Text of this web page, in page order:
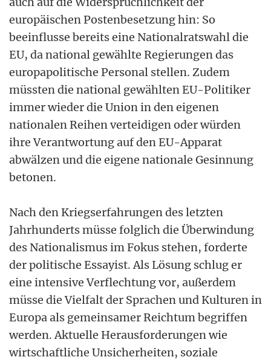
europäischen Postenbesetzung hin: So
beeinflusse bereits eine Nationalratswahl die
EU, da national gewählte Regierungen das
europapolitische Personal stellen. Zudem
müssten die national gewählten EU-Politiker
immer wieder die Union in den eigenen
nationalen Reihen verteidigen oder würden
ihre Verantwortung auf den EU-Apparat
abwälzen und die eigene nationale Gesinnung
betonen.
Nach den Kriegserfahrungen des letzten
Jahrhunderts müsse folglich die Überwindung
des Nationalismus im Fokus stehen, forderte
der politische Essayist. Als Lösung schlug er
eine intensive Verflechtung vor, außerdem
müsse die Vielfalt der Sprachen und Kulturen in
Europa als gemeinsamer Reichtum begriffen
werden. Aktuelle Herausforderungen wie
wirtschaftliche Unsicherheiten, soziale